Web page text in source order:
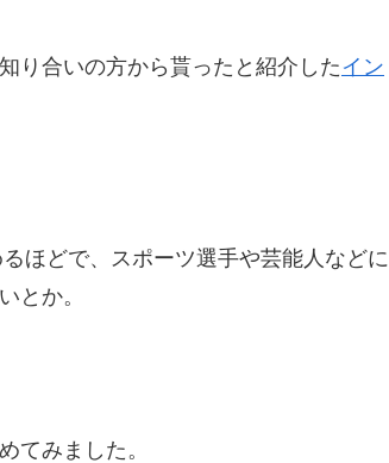
り合いの方から貰ったと紹介したイン
ほどで、スポーツ選手や芸能人などに
とか。
てみました。